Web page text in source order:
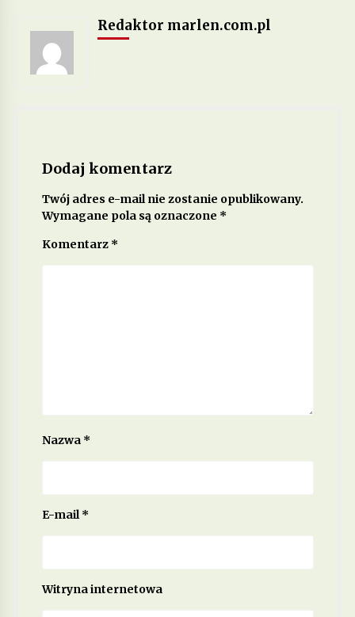
Redaktor marlen.com.pl
Dodaj komentarz
Twój adres e-mail nie zostanie opublikowany.
Wymagane pola są oznaczone *
Komentarz *
Nazwa *
E-mail*
Witryna internetowa